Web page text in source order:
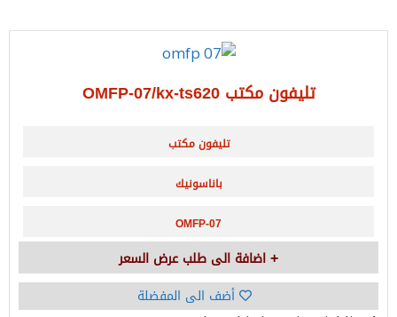
تليفون مكتب OMFP-07/kx-ts620
تليفون مكتب
باناسونيك
OMFP-07
اضافة الى طلب عرض السعر
أضف الى المفضلة